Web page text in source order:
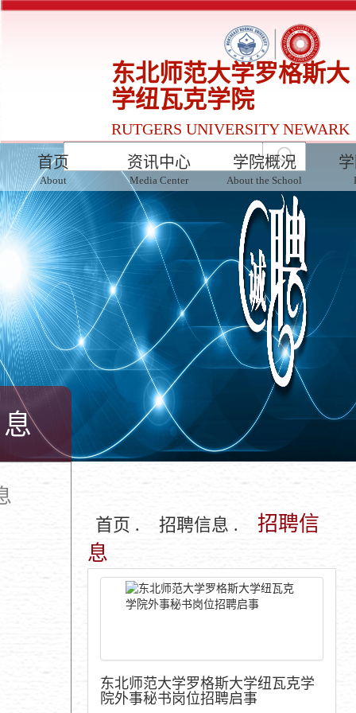
东北师范大学罗格斯大
学纽瓦克学院
RUTGERS UNIVERSITY NEWARK
INSTITUTE AT NENU
首页
About
资讯中心
Media Center
学院概况
About the School
首页 . 招聘信息 .
招聘信
息
东北师范大学罗格斯大学纽瓦克学
院外事秘书岗位招聘启事